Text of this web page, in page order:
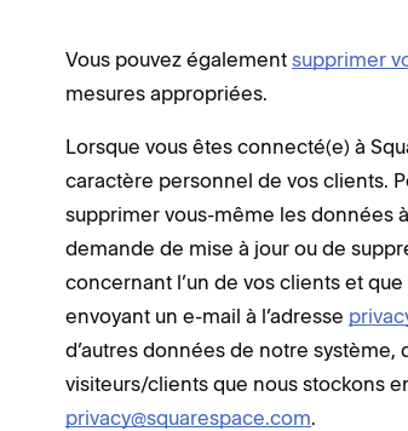
Vous pouvez également supprimer
mesures appropriées.
Lorsque vous êtes connecté(e) à
caractère personnel de vos clients.
supprimer vous-même les données
demande de mise à jour ou de
concernant l’un de vos clients et
envoyant un e-mail à l’adresse
d’autres données de notre système,
visiteurs/clients que nous stockons
privacy@squarespace.com.